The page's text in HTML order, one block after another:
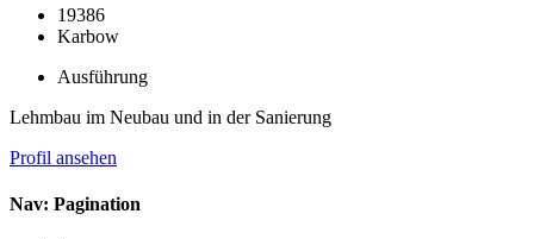
19386
Karbow
Ausführung
Lehmbau im Neubau und in der Sanierung
Profil ansehen
Nav: Pagination